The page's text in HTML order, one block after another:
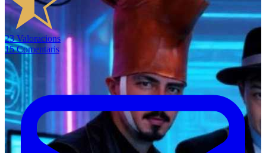
23 Valoracions
15 Comentaris